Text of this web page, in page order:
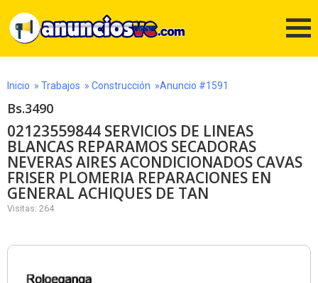
Inicio » Trabajos » Construcción »Anuncio #1591
Bs.3490
02123559844 SERVICIOS DE LINEAS
BLANCAS REPARAMOS SECADORAS
NEVERAS AIRES ACONDICIONADOS CAVAS
FRISER PLOMERIA REPARACIONES EN
GENERAL ACHIQUES DE TAN
Visitas: 264